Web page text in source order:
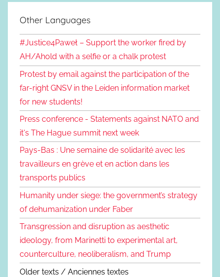
Other Languages
#Justice4Paweł – Support the worker fired by
AH/Ahold with a selfie or a chalk protest
Protest by email against the participation of the
far-right GNSV in the Leiden information market
for new students!
Press conference - Statements against NATO and
it's The Hague summit next week
Pays-Bas : Une semaine de solidarité avec les
travailleurs en grève et en action dans les
transports publics
Humanity under siege: the government’s strategy
of dehumanization under Faber
Transgression and disruption as aesthetic
ideology, from Marinetti to experimental art,
counterculture, neoliberalism, and Trump
Older texts / Anciennes textes